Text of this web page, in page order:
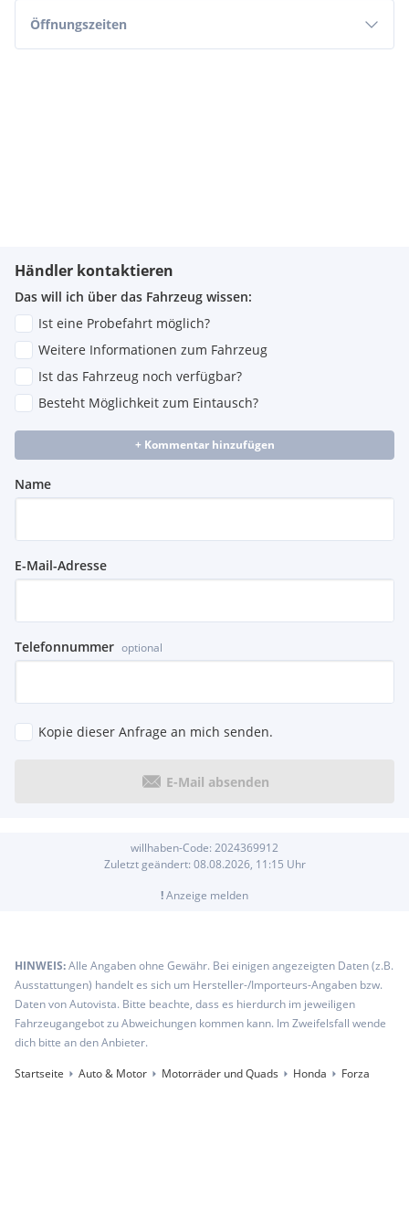
Öffnungszeiten
Händler kontaktieren
Das will ich über das Fahrzeug wissen:
Ist eine Probefahrt möglich?
Weitere Informationen zum Fahrzeug
Ist das Fahrzeug noch verfügbar?
Besteht Möglichkeit zum Eintausch?
+ Kommentar hinzufügen
Name
E-Mail-Adresse
Telefonnummer optional
Kopie dieser Anfrage an mich senden.
E-Mail absenden
willhaben-Code: 2024369912
Zuletzt geändert: 08.08.2026, 11:15 Uhr
!Anzeige melden
HINWEIS:Alle Angaben ohne Gewähr. Bei einigen angezeigten Daten (z.B.
Ausstattungen) handelt es sich um Hersteller-/Importeurs-Angaben bzw.
Daten von Autovista. Bitte beachte, dass es hierdurch im jeweiligen
Fahrzeugangebot zu Abweichungen kommen kann. Im Zweifelsfall wende
dich bitte an den Anbieter.
Startseite
Auto & Motor Motorräder und Quads Honda Forza